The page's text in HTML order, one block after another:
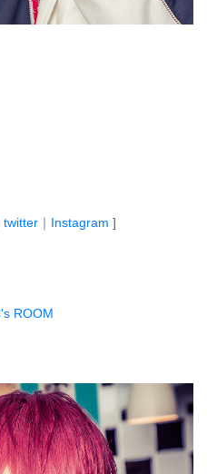
twitter ｜ Instagram ]
ROOM